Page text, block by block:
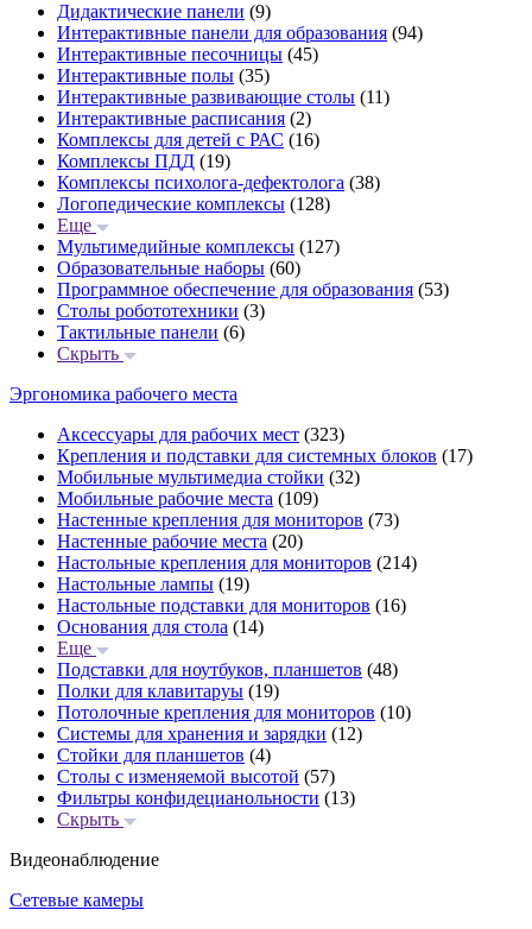
Дидактические панели (9)
Интерактивные панели для образования (94)
Интерактивные песочницы (45)
Интерактивные полы (35)
Интерактивные развивающие столы (11)
Интерактивные расписания (2)
Комплексы для детей с РАС (16)
Комплексы ПДД (19)
Комплексы психолога-дефектолога (38)
Логопедические комплексы (128)
Еще
Мультимедийные комплексы (127)
Образовательные наборы (60)
Программное обеспечение для образования (53)
Столы робототехники (3)
Тактильные панели (6)
Скрыть
Эргономика рабочего места
Аксессуары для рабочих мест (323)
Крепления и подставки для системных блоков (17)
Мобильные мультимедиа стойки (32)
Мобильные рабочие места (109)
Настенные крепления для мониторов (73)
Настенные рабочие места (20)
Настольные крепления для мониторов (214)
Настольные лампы (19)
Настольные подставки для мониторов (16)
Основания для стола (14)
Еще
Подставки для ноутбуков, планшетов (48)
Полки для клавитаруы (19)
Потолочные крепления для мониторов (10)
Системы для хранения и зарядки (12)
Стойки для планшетов (4)
Столы с изменяемой высотой (57)
Фильтры конфидецианольности (13)
Скрыть
Видеонаблюдение
Сетевые камеры